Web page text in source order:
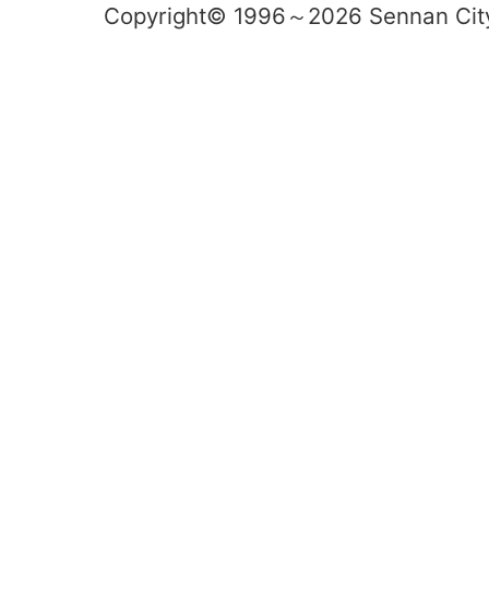
Copyright© 1996～2026 Sennan